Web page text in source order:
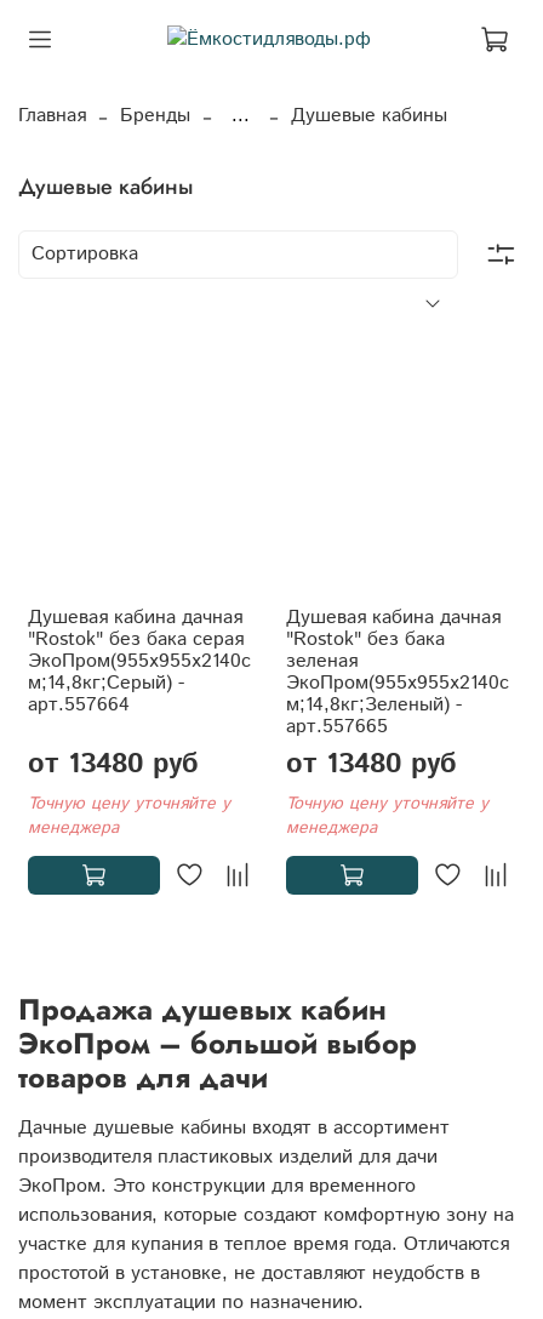
Главная Бренды ... Душевые кабины
Душевые кабины
Душевая кабина дачная
"Rostok" без бака серая
ЭкоПром(955x955x2140с
м;14,8кг;Серый) -
арт.557664
от 13480 руб
Точную цену уточняйте у
менеджера
Душевая кабина дачная
"Rostok" без бака
зеленая
ЭкоПром(955x955x2140с
м;14,8кг;Зеленый) -
арт.557665
от 13480 руб
Точную цену уточняйте у
менеджера
Продажа душевых кабин
ЭкоПром – большой выбор
товаров для дачи
Дачные душевые кабины входят в ассортимент
производителя пластиковых изделий для дачи
ЭкоПром. Это конструкции для временного
использования, которые создают комфортную зону на
участке для купания в теплое время года. Отличаются
простотой в установке, не доставляют неудобств в
момент эксплуатации по назначению.